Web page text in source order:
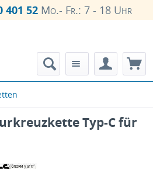
401 52Mo.- Fr.: 7 - 18 Uhr
Typ-C für